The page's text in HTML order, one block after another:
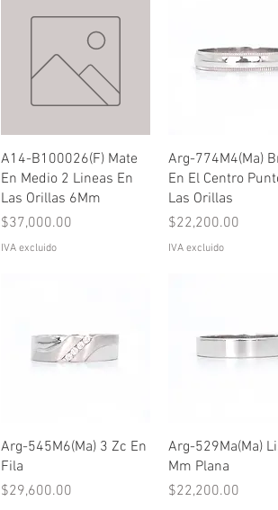
Vista rápida
A14-B100026(F) Mate
En Medio 2 Lineas En
Las Orillas 6Mm
Precio
$37,000.00
IVA excluido
Vista rápida
Arg-774M4(Ma)
En El Centro
Las Orillas
Precio
$22,200.00
IVA excluido
Vista rápida
Arg-545M6(Ma) 3 Zc En
Fila
Precio
$29,600.00
Vista rápida
Arg-529Ma(Ma)
Mm Plana
Precio
$22,200.00